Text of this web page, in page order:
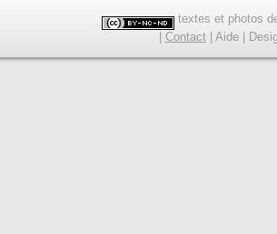
textes et photos
| Contact| Aide|